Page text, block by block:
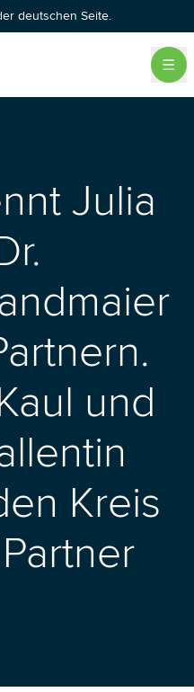
deutschen Seite.
Julia
und
Kreis